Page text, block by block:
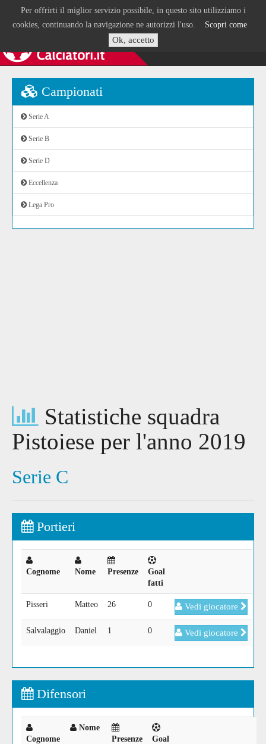
Per offrirti il miglior servizio possibile, in questo sito utilizziamo i
cookies, continuando la navigazione ne autorizzi l'uso. Scopri come
Ok, accetto
Campionati
Serie A
Serie B
Serie D
Eccellenza
Lega Pro
Statistiche squadra
Pistoiese per l'anno 2019
Serie C
Portieri
Cognome Nome Presenze
Goal
fatti
Pisseri Matteo 26 0 Vedi giocatore
Salvalaggio Daniel 1 0 Vedi giocatore
Difensori
Cognome
Nome
Presenze
Goal